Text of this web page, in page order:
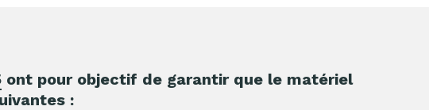
ont pour objectif de garantir que le matériel
: